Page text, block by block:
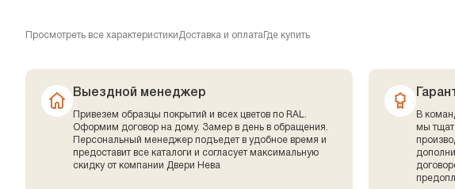
Просмотреть все характеристикиДоставка и оплата Где купить
Выездной менеджер
Привезем образцы покрытий и всех цветов по RAL.
Оформим договор на дому. Замер в день в обращения.
Персональный менеджер подъедет в удобное время и
предоставит все каталоги и согласует максимальную
скидку от компании Двери Нева
В
мы